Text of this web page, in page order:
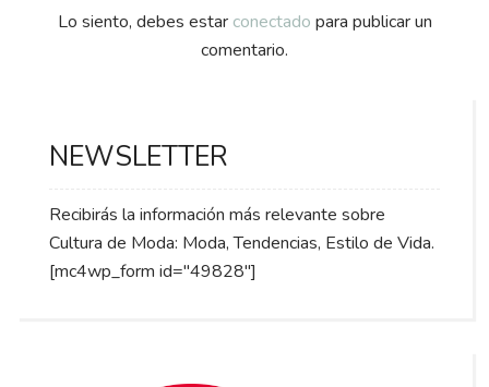
Lo siento, debes estar conectado para publicar un
comentario.
NEWSLETTER
Recibirás la información más relevante sobre
Cultura de Moda: Moda, Tendencias, Estilo de Vida.
[mc4wp_form id="49828"]